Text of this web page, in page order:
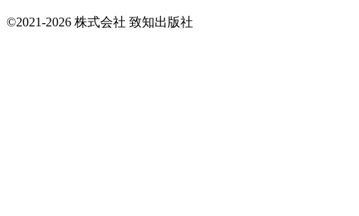
©2021-2026 株式会社 致知出版社